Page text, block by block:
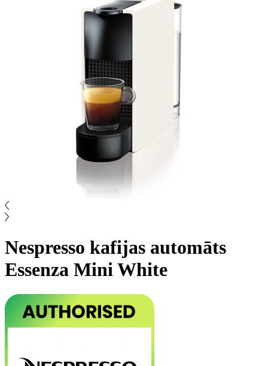
Nespresso kafijas automāts
Essenza Mini White